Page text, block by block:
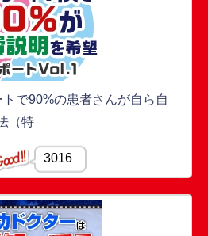
で90%の患者さんが自ら自
（特
3016